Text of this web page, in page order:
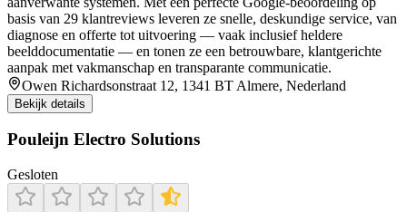
basis van 29 klantreviews leveren ze snelle, deskundige service, van
diagnose en offerte tot uitvoering — vaak inclusief heldere
beelddocumentatie — en tonen ze een betrouwbare, klantgerichte
aanpak met vakmanschap en transparante communicatie.
Owen Richardsonstraat 12, 1341 BT Almere, Nederland
Bekijk details
Pouleijn Electro Solutions
Gesloten